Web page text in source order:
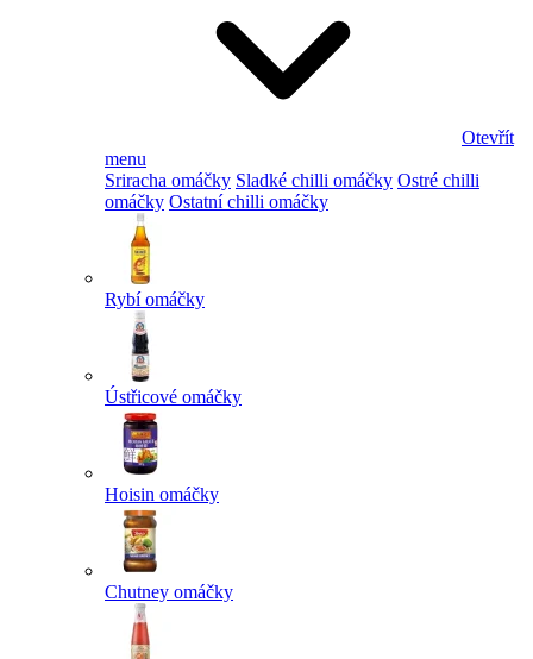
Otevřít
menu
Sriracha omáčky Sladké chilli omáčky Ostré chilli
omáčky Ostatní chilli omáčky
Rybí omáčky
Ústřicové omáčky
Hoisin omáčky
Chutney omáčky